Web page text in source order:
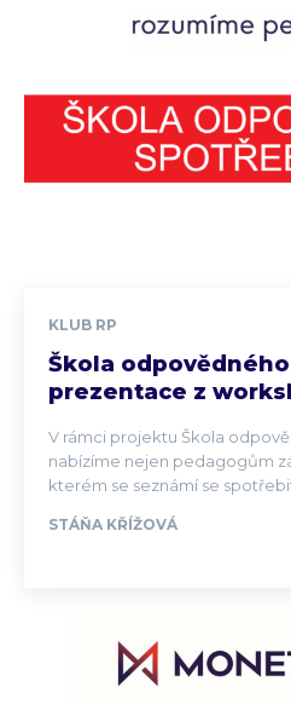
KLUB RP
Škola
prezentace z
V rámci projektu Škola
nabízíme nejen pedagogům
kterém se seznámí se
STÁŇA KŘÍŽOVÁ